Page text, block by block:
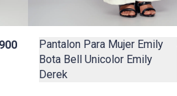
Pantalon Para Mujer Emily
Bota Bell Unicolor Emily
Derek